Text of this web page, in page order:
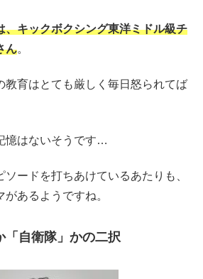
、キックボクシング東洋ミドル級チ
ん。
教育はとても厳しく毎日怒られてば
憶はないそうです…
ードを打ちあけているあたりも、
あるようですね。
「自衛隊」かの二択